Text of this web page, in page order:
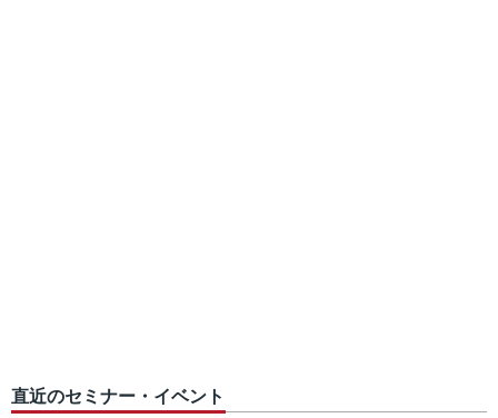
直近のセミナー・イベント